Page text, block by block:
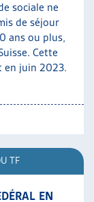
sociale ne
de séjour
ans ou plus,
Cette
en juin 2023.
TF
EN